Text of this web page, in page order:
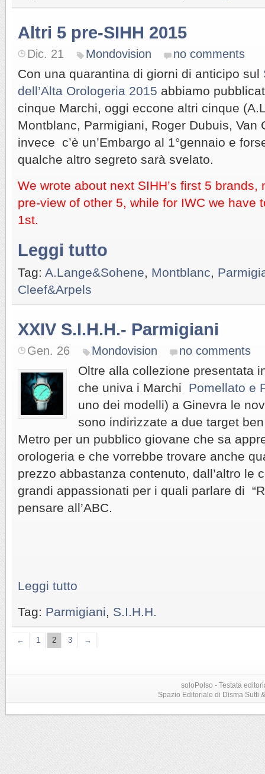
Altri 5 pre-SIHH 2015
Dic. 21 Mondovision no comments
Con una quarantina di giorni di anticipo sul
dell’Alta Orologeria 2015 abbiamo
cinque Marchi, oggi eccone altri cinque
Montblanc, Parmigiani, Roger Dubuis, Van
invece c’è un’Embargo al 1°gennaio e
qualche altro segreto sarà svelato.
We wrote about next SIHH’s first 5 brands,
pre-view of other 5, while for IWC we have
1st.
Leggi tutto
Tag: A.Lange&Sohene Montblanc
Cleef&Arpels
XXIV S.I.H.H.- Parmigiani
Gen. 26 Mondovision no comments
Oltre alla collezione presentata
che univa i Marchi Pomellato e
uno dei modelli) a Ginevra le
sono indirizzate a due target
Metro per un pubblico giovane che sa
orologeria e che vorrebbe trovare anche
prezzo abbastanza contenuto, dall’altro le
grandi appassionati per i quali parlare di
pensare all’ABC.
Leggi tutto
Tag: Parmigiani S.I.H.H.
← 1 2 3 →
soloPolso - Testata
Spazio Editoriale di Disma Sutti